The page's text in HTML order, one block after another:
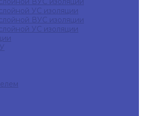
УС изоляции
ВУС изоляции
УС изоляции